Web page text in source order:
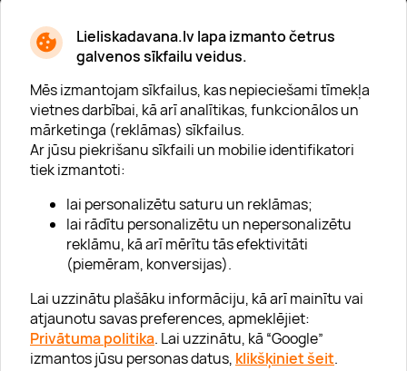
Lieliskadavana.lv lapa izmanto četrus
galvenos sīkfailu veidus.
Mēs izmantojam sīkfailus, kas nepieciešami tīmekļa
vietnes darbībai, kā arī analītikas, funkcionālos un
mārketinga (reklāmas) sīkfailus.
Ar jūsu piekrišanu sīkfaili un mobilie identifikatori
tiek izmantoti:
lai personalizētu saturu un reklāmas;
lai rādītu personalizētu un nepersonalizētu
reklāmu, kā arī mērītu tās efektivitāti
(piemēram, konversijas).
Lai uzzinātu plašāku informāciju, kā arī mainītu vai
atjaunotu savas preferences, apmeklējiet:
Privātuma politika. Lai uzzinātu, kā “Google”
izmantos jūsu personas datus, klikšķiniet šeit.
* Esmu iepazinies/usies ar privātuma politiku
Par "Lieliska dāvana"
Uzņēmumiem
Palīdzība